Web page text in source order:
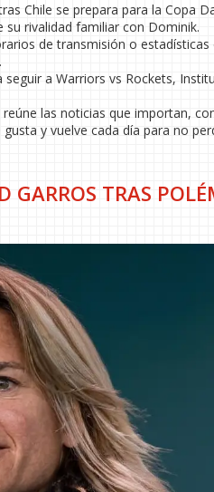
Chile se prepara para la Copa
su rivalidad familiar con Dominik.
de transmisión o estadísticas
a Warriors vs Rockets,
las noticias que importan,
y vuelve cada día para no
GARROS TRAS